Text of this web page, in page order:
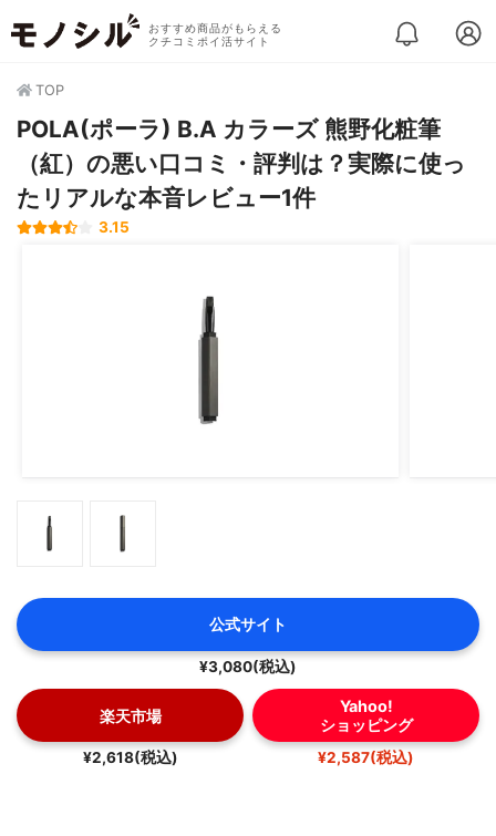
おすすめ商品がもらえる
クチコミポイ活サイト
TOP
POLA(ポーラ) B.A カラーズ 熊野化粧筆
（紅）の悪い口コミ・評判は？実際に使っ
たリアルな本音レビュー1件
3.15
公式サイト
¥3,080(税込)
楽天市場
¥2,618(税込)
Yahoo!
ショッピング
¥2,587(税込)